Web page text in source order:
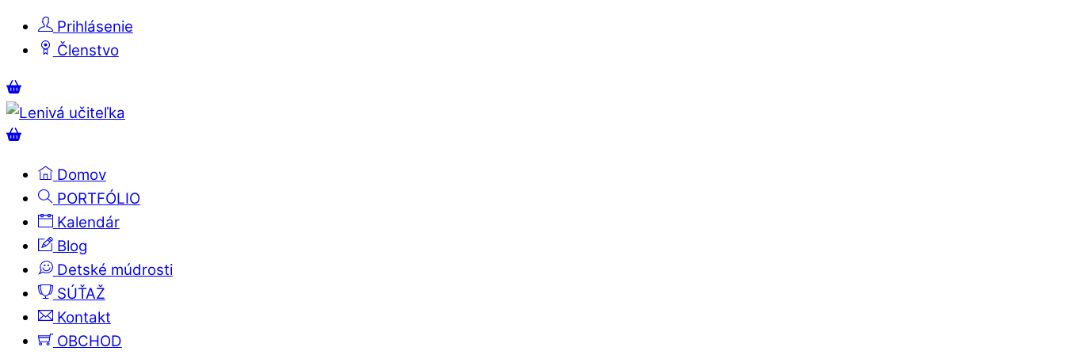
Skip
Prihlásenie
Členstvo
Menu
Košík
Košík
Domov
PORTFÓLIO
Kalendár
Blog
Detské múdrosti
SÚŤAŽ
Kontakt
OBCHOD